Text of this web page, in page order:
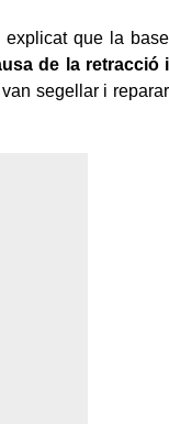
explicat que la base
de la retracció i
segellar i reparar